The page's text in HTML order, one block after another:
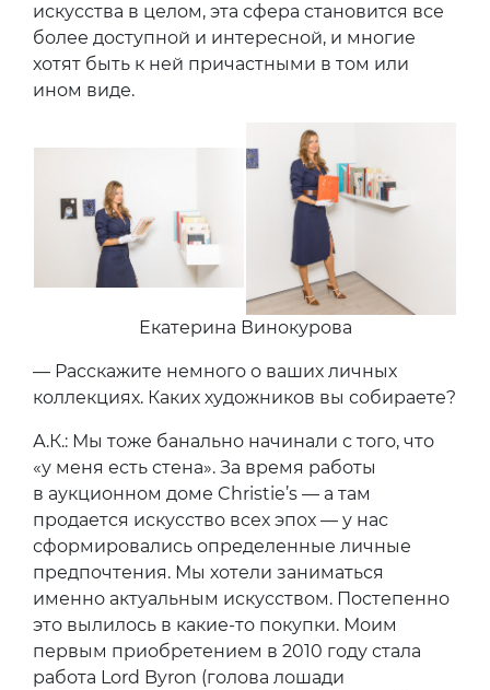
искусства в целом, эта сфера становится все
более доступной и интересной, и многие
хотят быть к ней причастными в том или
ином виде.
Екатерина Винокурова
— Расскажите немного о ваших личных
коллекциях. Каких художников вы собираете?
А.К.: Мы тоже банально начинали с того, что
«у меня есть стена». За время работы
в аукционном доме Christie’s — а там
продается искусство всех эпох — у нас
сформировались определенные личные
предпочтения. Мы хотели заниматься
именно актуальным искусством. Постепенно
это вылилось в какие-то покупки. Моим
первым приобретением в 2010 году стала
работа Lord Byron (голова лошади